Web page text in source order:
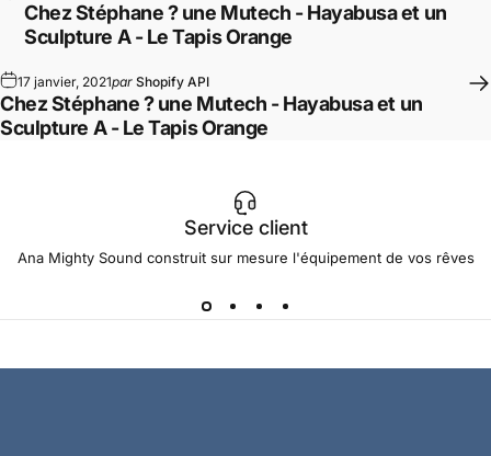
Chez Stéphane ? une Mutech - Hayabusa et un
Sculpture A - Le Tapis Orange
17 janvier, 2021par Shopify API
Chez Stéphane ? une Mutech - Hayabusa et un
Sculpture A - Le Tapis Orange
Service client
Ana Mighty Sound construit sur mesure l'équipement de vos rêves